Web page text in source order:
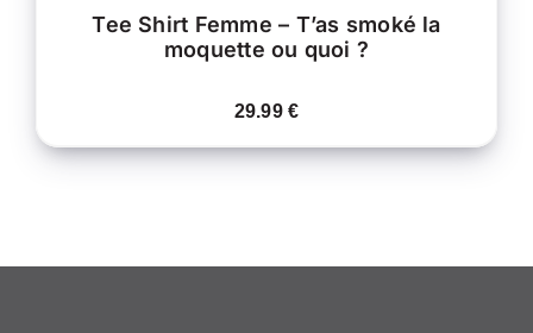
Tee Shirt Femme – T’as smoké la
moquette ou quoi ?
29.99€